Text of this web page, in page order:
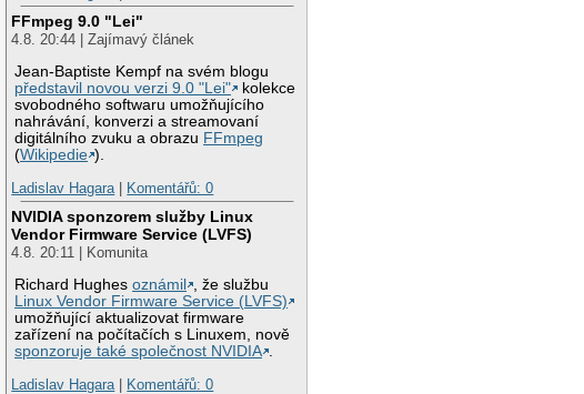
FFmpeg 9.0 "Lei"
4.8. 20:44 | Zajímavý článek
Jean-Baptiste Kempf na svém blogu
představil novou verzi 9.0 "Lei"
kolekce
svobodného softwaru umožňujícího
nahrávání, konverzi a streamovaní
digitálního zvuku a obrazu FFmpeg
(Wikipedie ).
Ladislav Hagara
Komentářů: 0
NVIDIA sponzorem služby Linux
Vendor Firmware Service (LVFS)
4.8. 20:11 | Komunita
Richard Hughesoznámil
, že službu
Linux Vendor Firmware Service (LVFS)
umožňující aktualizovat firmware
zařízení na počítačích s Linuxem, nově
sponzoruje také společnost NVIDIA .
Ladislav Hagara | Komentářů: 0